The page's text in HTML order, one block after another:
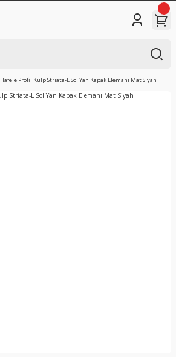
Hafele Profil Kulp Striata-L Sol Yan Kapak Elemanı Mat Siyah